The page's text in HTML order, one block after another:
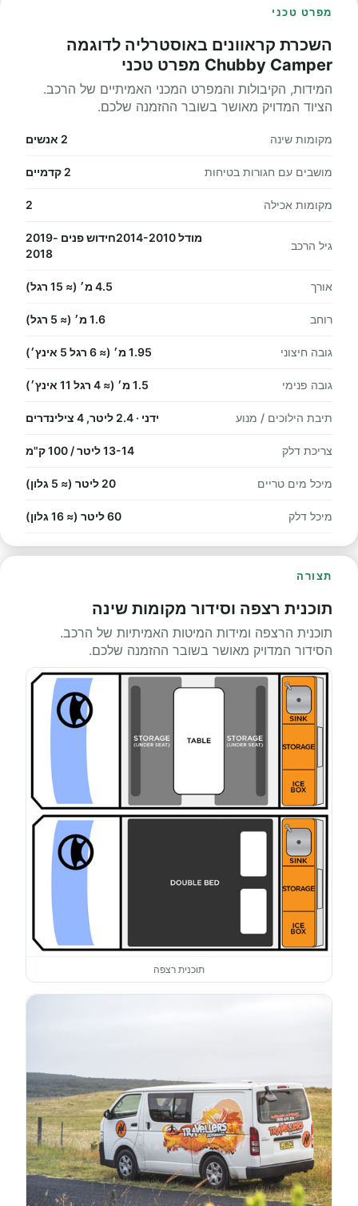
מפרט טכני
השכרת קראוונים באוסטרליה לדוגמה
Chubby Camper מפרט טכני
המידות, הקיבולות והמפרט המכני האמיתיים של הרכב.
הציוד המדויק מאושר בשובר ההזמנה שלכם.
מקומות שינה 2 אנשים
מושבים עם חגורות בטיחות 2 קדמיים
מקומות אכילה 2
גיל הרכב
מודל 2014-2010חידוש פנים 2019-
2018
אורך 4.5 מ׳ (≈ 15 רגל)
רוחב 1.6 מ׳ (≈ 5 רגל)
גובה חיצוני 1.95 מ׳ (≈ 6 רגל 5 אינץ׳)
גובה פנימי 1.5 מ׳ (≈ 4 רגל 11 אינץ׳)
תיבת הילוכים / מנוע ידני · 2.4 ליטר, 4 צילינדרים
צריכת דלק 13-14 ליטר / 100 ק"מ
מיכל מים טריים 20 ליטר (≈ 5 גלון)
מיכל דלק 60 ליטר (≈ 16 גלון)
תצורה
תוכנית רצפה וסידור מקומות שינה
תוכנית הרצפה ומידות המיטות האמיתיות של הרכב.
הסידור המדויק מאושר בשובר ההזמנה שלכם.
תוכנית רצפה